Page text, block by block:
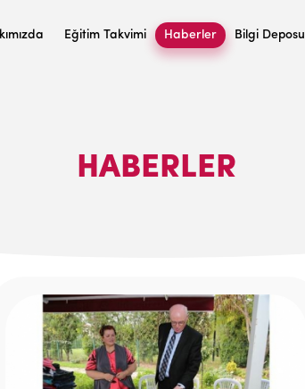
Eğitim Takvimi Haberler Bilgi Deposu
HABERLER